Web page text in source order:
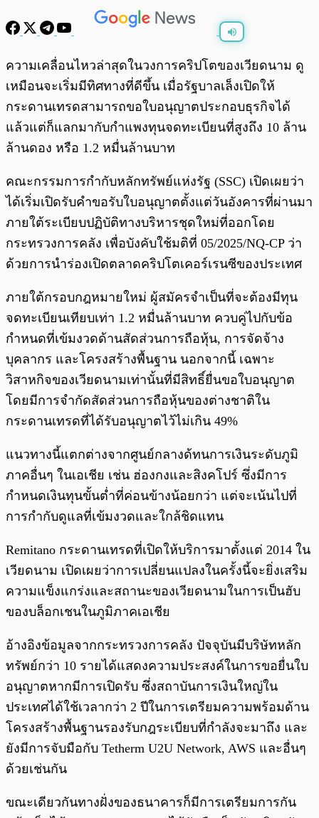
พร้อมเล่น 0:00
ความเคลื่อนไหวล่าสุดในวงการคริปโตของเวียดนาม ดู
เหมือนจะเริ่มมีทิศทางที่ดีขึ้น เมื่อรัฐบาลเล็งเปิดให้
กระดานเทรดสามารถขอใบอนุญาตประกอบธุรกิจได้
แล้วแต่ก็แลกมากับกำแพงทุนจดทะเบียนที่สูงถึง 10 ล้าน
ล้านดอง หรือ 1.2 หมื่นล้านบาท
คณะกรรมการกำกับหลักทรัพย์แห่งรัฐ (SSC) เปิดเผยว่า
ได้เริ่มเปิดรับคำขอรับใบอนุญาตตั้งแต่วันอังคารที่ผ่านมา
ภายใต้ระเบียบปฏิบัติทางบริหารชุดใหม่ที่ออกโดย
กระทรวงการคลัง เพื่อบังคับใช้มติที่ 05/2025/NQ-CP ว่า
ด้วยการนำร่องเปิดตลาดคริปโตเคอร์เรนซีของประเทศ
ภายใต้กรอบกฎหมายใหม่ ผู้สมัครจำเป็นที่จะต้องมีทุน
จดทะเบียนเทียบเท่า 1.2 หมื่นล้านบาท ควบคู่ไปกับข้อ
กำหนดที่เข้มงวดด้านสัดส่วนการถือหุ้น, การจัดจ้าง
บุคลากร และโครงสร้างพื้นฐาน นอกจากนี้ เฉพาะ
วิสาหกิจของเวียดนามเท่านั้นที่มีสิทธิ์ยื่นขอใบอนุญาต
โดยมีการจำกัดสัดส่วนการถือหุ้นของต่างชาติใน
กระดานเทรดที่ได้รับอนุญาตไว้ไม่เกิน 49%
แนวทางนี้แตกต่างจากศูนย์กลางด้ทนการเงินระดับภูมิ
ภาคอื่นๆ ในเอเชีย เช่น ฮ่องกงและสิงคโปร์ ซึ่งมีการ
กำหนดเงินทุนขั้นต่ำที่ค่อนข้างน้อยกว่า แต่จะเน้นไปที่
การกำกับดูแลที่เข้มงวดและใกล้ชิดแทน
Remitano กระดานเทรดที่เปิดให้บริการมาตั้งแต่ 2014 ใน
เวียดนาม เปิดเผยว่าการเปลี่ยนแปลงในครั้งนี้จะยิ่งเสริม
ความแข็งแกร่งและสถานะของเวียดนามในการเป็นฮับ
ของบล็อกเชนในภูมิภาคเอเชีย
อ้างอิงข้อมูลจากกระทรวงการคลัง ปัจจุบันมีบริษัทหลัก
ทรัพย์กว่า 10 รายได้แสดงความประสงค์ในการขอยื่นใบ
อนุญาตหากมีการเปิดรับ ซึ่งสถาบันการเงินใหญ่ใน
ประเทศได้ใช้เวลากว่า 2 ปีในการเตรียมความพร้อมด้าน
โครงสร้างพื้นฐานรองรับกฎระเบียบที่กำลังจะมาถึง และ
ยังมีการจับมือกับ Tetherm U2U Network, AWS และอื่นๆ
ด้วยเช่นกัน
ขณะเดียวกันทางฝั่งของธนาคารก็มีการเตรียมการกัน